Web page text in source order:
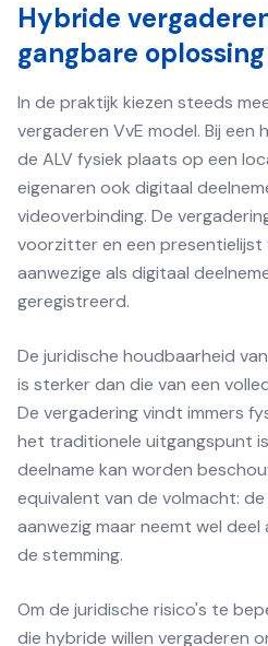
Hybride
gangbare oplossing
In de praktijk kiezen steeds
vergaderen VvE model. Bij
de ALV fysiek plaats op een
eigenaren ook digitaal
videoverbinding. De
voorzitter en een presentielijst
aanwezige als digitaal
geregistreerd.
De juridische houdbaarheid
is sterker dan die van een
De vergadering vindt immers
het traditionele uitgangspunt
deelname kan worden
equivalent van de volmacht:
aanwezig maar neemt wel
de stemming.
Om de juridische risico's te
die hybride willen vergaderen